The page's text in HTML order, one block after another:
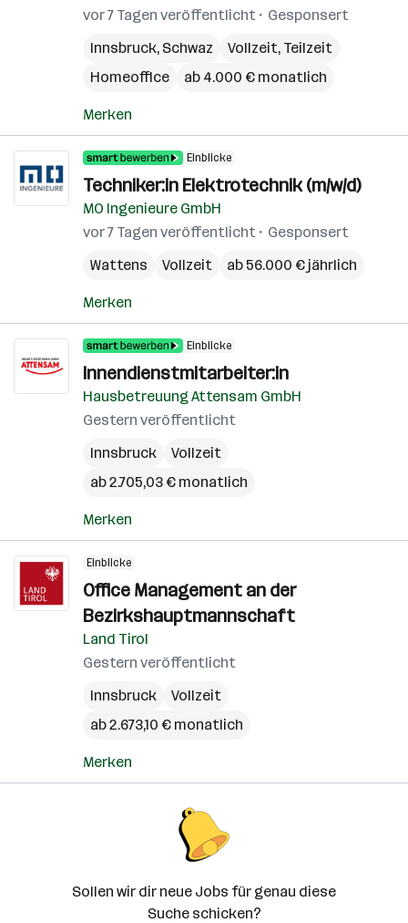
vor 7 Tagen veröffentlicht
Gesponsert
Innsbruck, Schwaz
Vollzeit, Teilzeit
Homeoffice
ab 4.000 € monatlich
Merken
Einblicke
Techniker:in Elektrotechnik (m/w/d)
MO Ingenieure GmbH
vor 7 Tagen veröffentlicht
Gesponsert
Wattens
Vollzeit ab 56.000 € jährlich
Merken
Einblicke
Innendienstmitarbeiter:in
Hausbetreuung Attensam GmbH
Gestern veröffentlicht
Innsbruck
Vollzeit
ab 2.705,03 € monatlich
Merken
Einblicke
Office Management an der
Bezirkshauptmannschaft
Land Tirol
Gestern veröffentlicht
Innsbruck
Vollzeit
ab 2.673,10 € monatlich
Merken
Sollen wir dir neue Jobs für genau diese
Suche schicken?